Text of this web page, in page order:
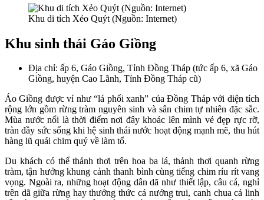
Khu di tích Xẻo Quýt (Nguồn: Internet)
Khu sinh thái Gáo Giồng
Địa chỉ: ấp 6, Gáo Giồng, Tỉnh Đồng Tháp (tức ấp 6, xã Gáo
Giồng, huyện Cao Lãnh, Tỉnh Đồng Tháp cũ)
Áo Giồng được ví như “lá phổi xanh” của Đồng Tháp với diện tích
rộng lớn gồm rừng tràm nguyên sinh và sân chim tự nhiên đặc sắc.
Mùa nước nổi là thời điểm nơi đây khoác lên mình vẻ đẹp rực rỡ,
tràn đầy sức sống khi hệ sinh thái nước hoạt động mạnh mẽ, thu hút
hàng lũ quái chim quý về làm tổ.
Du khách có thể thảnh thơi trên hoa ba lá, thảnh thơi quanh rừng
tràm, tận hưởng khung cảnh thanh bình cùng tiếng chim ríu rít vang
vọng. Ngoài ra, những hoạt động dân dã như thiết lập, câu cá, nghỉ
trên dã giữa rừng hay thưởng thức cá nướng trui, canh chua cá linh